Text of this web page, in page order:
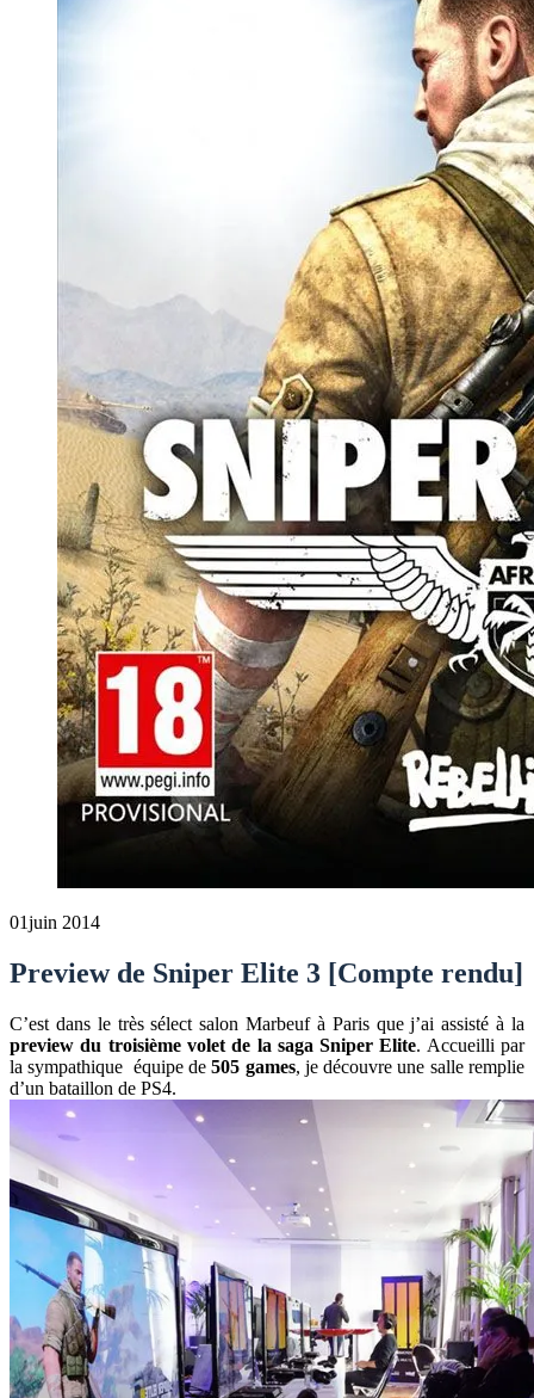
01juin 2014
Preview de Sniper Elite 3 [Compte rendu]
C’est dans le très sélect salon Marbeuf à Paris que j’ai assisté à la
preview du troisième volet de la saga Sniper Elite. Accueilli par
la sympathique équipe de505 games, je découvre une salle remplie
d’un bataillon de PS4.